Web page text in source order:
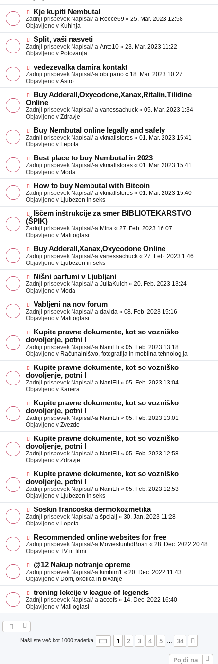
a
v
e
e
o
b
j
a
v
e
N
o
v
e
o
b
j
a
v
e
Kje kupiti Nembutal
Zadnji prispevek Napisal/-a Reece69 « 25. Mar. 2023 12:58
Objavljeno v Kuhinja
N
o
v
e
o
b
j
a
v
e
Split, vaši nasveti
Zadnji prispevek Napisal/-a Ante10 « 23. Mar. 2023 11:22
Objavljeno v Potovanja
N
o
v
e
o
b
j
a
v
e
vedezevalka damira kontakt
Zadnji prispevek Napisal/-a obupano « 18. Mar. 2023 10:27
Objavljeno v Astro
N
o
v
e
o
b
j
a
v
e
Buy Adderall,Oxycodone,Xanax,Ritalin,Tilidine
Online
Zadnji prispevek Napisal/-a vanessachuck « 05. Mar. 2023 1:34
Objavljeno v Zdravje
N
o
v
e
o
b
j
a
v
e
Buy Nembutal online legally and safely
Zadnji prispevek Napisal/-a vkmallstores « 01. Mar. 2023 15:41
Objavljeno v Lepota
N
o
v
e
o
b
j
a
v
e
Best place to buy Nembutal in 2023
Zadnji prispevek Napisal/-a vkmallstores « 01. Mar. 2023 15:41
Objavljeno v Moda
N
o
v
e
o
b
j
a
v
e
How to buy Nembutal with Bitcoin
Zadnji prispevek Napisal/-a vkmallstores « 01. Mar. 2023 15:40
Objavljeno v Ljubezen in seks
N
o
v
e
o
b
j
a
v
e
Iščem inštrukcije za smer BIBLIOTEKARSTVO
(ŠPIK)
Zadnji prispevek Napisal/-a Mina « 27. Feb. 2023 16:07
Objavljeno v Mali oglasi
N
o
v
e
o
b
j
a
v
e
Buy Adderall,Xanax,Oxycodone Online
Zadnji prispevek Napisal/-a vanessachuck « 27. Feb. 2023 1:46
Objavljeno v Ljubezen in seks
N
o
v
e
o
b
j
a
v
e
Nišni parfumi v Ljubljani
Zadnji prispevek Napisal/-a JuliaKulch « 20. Feb. 2023 13:24
Objavljeno v Moda
N
o
v
e
o
b
j
a
v
e
Vabljeni na nov forum
Zadnji prispevek Napisal/-a davida « 08. Feb. 2023 15:16
Objavljeno v Mali oglasi
N
o
v
e
o
b
a
v
e
Kupite pravne dokumente, kot so vozniško
dovoljenje, potni l
Zadnji prispevek Napisal/-a NaniEli « 05. Feb. 2023 13:18
Objavljeno v Računalništvo, fotografija in mobilna tehnologija
N
o
v
e
o
b
a
v
e
Kupite pravne dokumente, kot so vozniško
dovoljenje, potni l
Zadnji prispevek Napisal/-a NaniEli « 05. Feb. 2023 13:04
Objavljeno v Kariera
N
o
v
e
o
b
a
v
e
Kupite pravne dokumente, kot so vozniško
dovoljenje, potni l
Zadnji prispevek Napisal/-a NaniEli « 05. Feb. 2023 13:01
Objavljeno v Zvezde
N
o
v
e
o
b
a
v
e
Kupite pravne dokumente, kot so vozniško
dovoljenje, potni l
Zadnji prispevek Napisal/-a NaniEli « 05. Feb. 2023 12:58
Objavljeno v Zdravje
N
o
v
e
o
b
j
a
v
e
Kupite pravne dokumente, kot so vozniško
dovoljenje, potni l
Zadnji prispevek Napisal/-a NaniEli « 05. Feb. 2023 12:53
Objavljeno v Ljubezen in seks
N
o
v
e
o
b
j
a
v
e
Soskin francoska dermokozmetika
Zadnji prispevek Napisal/-a špelalj « 30. Jan. 2023 11:28
Objavljeno v Lepota
N
o
v
e
o
b
j
a
v
e
Recommended online websites for free
Zadnji prispevek Napisal/-a MoviesfunhdBoari « 28. Dec. 2022 20:48
Objavljeno v TV in filmi
N
o
v
e
o
b
j
a
@12 Nakup notranje opreme
Zadnji prispevek Napisal/-a kimbim1 « 20. Dec. 2022 11:43
Objavljeno v Dom, okolica in bivanje
N
o
v
e
a
trening lekcije v league of legends
Zadnji prispevek Napisal/-a aceofs « 14. Dec. 2022 16:40
Objavljeno v Mali oglasi
Našli ste več kot 1000 zadetka Stran 1od34
1 2 3 4 5 … 34
Pojdi na